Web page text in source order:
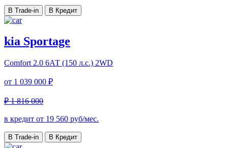
В Trade-in В Кредит
kia Sportage
Comfort 2.0 6АТ (150 л.с.) 2WD
от 1 039 000 ₽
₽ 1 816 000
в кредит от 19 560 руб/мес.
В Trade-in В Кредит